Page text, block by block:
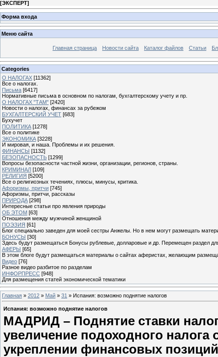
[ЭКСПЕРТ]
Форма входа
Меню сайта
Главная страница Новости сайта Каталог файлов Статьи
Categories
О НАЛОГАХ [11362]
Все о налогах.
Письма [6417]
Нормативные письма в основном по налогам, бухгалтерскому учету и пр.
О НАЛОГАХ "ТАМ" [2420]
Новости о налогах, финансах за рубежом
БУХГАЛТЕРСКИЙ УЧЕТ [683]
Бухучет
ПОЛИТИКА [1278]
Все о политике
ЭКОНОМИКА [3228]
И мировая, и наша. Проблемы и их решения.
ФИНАНСЫ [1132]
БЕЗОПАСНОСТЬ [1299]
Вопросы безопасности частной жизни, организации, регионов, страны.
КРИМИНАЛ [109]
РЕЛИГИЯ [5200]
Все о религиозных течениях, плюсы, минусы, критика.
Афоризмы, притчи [745]
Афоризмы, притчи, рассказы
ПРИРОДА [298]
Интересные статьи про явления природы
ОБ ЭТОМ [63]
Отношения между мужчиной женщиной
ПОЭЗИЯ [61]
Блог специально заведен для моей сестры Анжелы. Но в нем могут размещать
БОНУСЫ [30]
Здесь будут размещаться Бонусы рублевые, долларовые и др. Перемещен раздел
АФЕРЫ [65]
В этом блоге будут размещаться материалы о сайтах аферистах, желающим
Видео [76]
Разное видео разбитое по разделам
ИНФОРПРЕСС [948]
Для размещения статей экономической тематики
Главная » 2012 » Май » 31 » Испания: возможно поднятие налогов
Испания: возможно поднятие налогов
МАДРИД – Поднятие ставки
увеличение подоходного
укреплении финансовых